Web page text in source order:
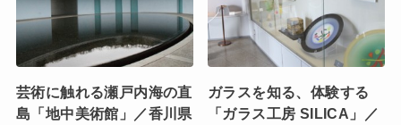
芸術に触れる瀬戸内海の直
島「地中美術館」／香川県
ガラスを知る、体験する
「ガラス工房 SILICA」／